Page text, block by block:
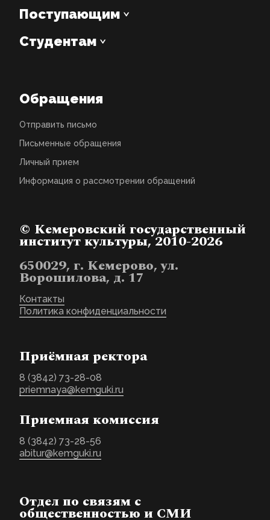
Поступающим
Студентам
Обращения
Отправить письмо
Письменные обращения
Личный прием
Информация о рассмотрении обращений
© Кемеровский государственный
институт культуры, 2010-2026
650029, г. Кемерово, ул.
Ворошилова, д. 17
Контакты
Политика конфиденциальности
Приёмная ректора
8 (3842) 73-28-08
priemnaya@kemguki.ru
Приемная комиссия
8 (3842) 73-28-56
abitur@kemguki.ru
Отдел по связям с
общественностью и СМИ